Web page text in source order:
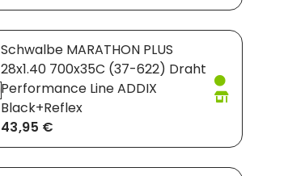
Schwalbe MARATHON PLUS
28x1.40 700x35C (37-622) Draht
Performance Line ADDIX
Black+Reflex
43,95 €